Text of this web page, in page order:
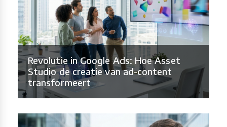
Revolutie in Google Ads: Hoe Asset
Studio de creatie van ad-content
transformeert